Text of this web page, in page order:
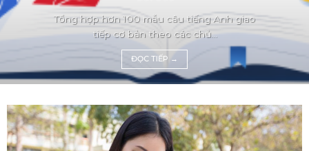
Tổng hợp hơn 100 mẫu câu tiếng Anh giao
tiếp cơ bản theo các chủ...
ĐỌC TIẾP →